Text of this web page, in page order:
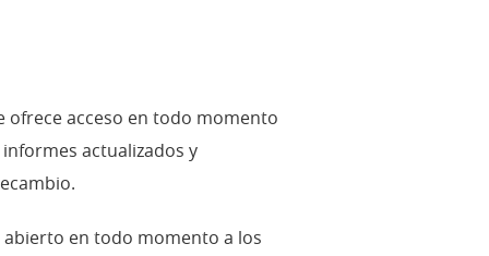
ofrece acceso en todo momento
actualizados y
en todo momento a los